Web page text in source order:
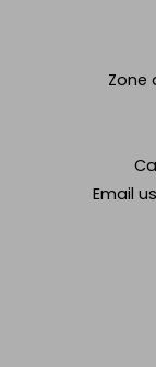
Zone
Email